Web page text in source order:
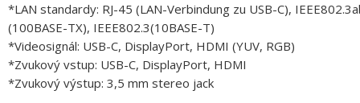
*LAN standardy: RJ-45 (LAN-Verbindung zu USB-C),
(100BASE-TX), IEEE802.3(10BASE-T)
*Videosignál: USB-C, DisplayPort, HDMI (YUV, RGB)
*Zvukový vstup: USB-C, DisplayPort, HDMI
*Zvukový výstup: 3,5 mm stereo jack